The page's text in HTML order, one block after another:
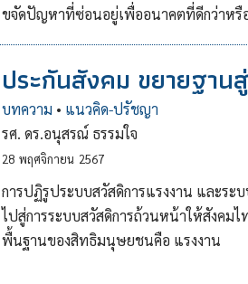
ขจัดปัญหาที่ซ่อนอยู่เพื่ออนาคตที่ดีกว่าหรื
ประกันสังคม ขยายฐาน
บทความ • แนวคิด-ปรัชญา
รศ. ดร.อนุสรณ์ ธรรมใจ
28 พฤศจิกายน 2567
การปฏิรูประบบสวัสดิการแรงงาน และร
ไปสู่การระบบสวัสดิการถ้วนหน้าให้สังคม
พื้นฐานของสิทธิมนุษยชนคือ แรงงาน